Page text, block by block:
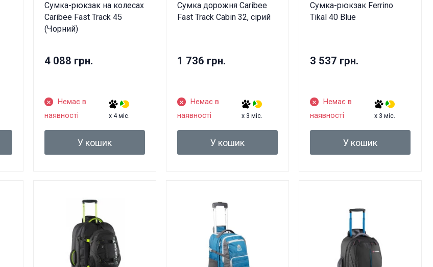
Сумка-рюкзак на колесах
Caribee Fast Track 45
(Чорний)
4 088 грн.
Немає в
наявності
x 4 міс.
У кошик
Сумка дорожня Caribee
Fast Track Cabin 32, сірий
1 736 грн.
Немає в
наявності
x 3 міс.
У кошик
Сумка-рюкзак Ferrino
Tikal 40 Blue
3 537 грн.
Немає в
наявності
x 3 міс.
У кошик
продаються особам, які досягли 18 років!